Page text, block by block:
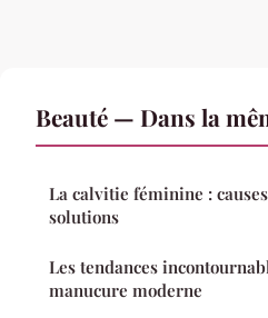
Beauté — Dans la
La calvitie féminine :
solutions
Les tendances
manucure moderne